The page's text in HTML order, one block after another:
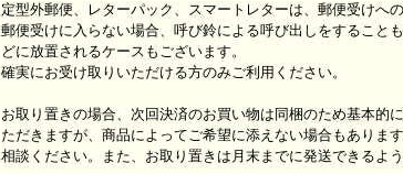
定型外郵便、レターパック、スマートレターは、郵便受けへの
郵便受けに入らない場合、呼び鈴による呼び出しをすること
どに放置されるケースもございます。
確実にお受け取りいただける方のみご利用ください。
お取り置きの場合、次回決済のお買い物は同梱のため基本的
ただきますが、商品によってご希望に添えない場合もありま
相談ください。また、お取り置きは月末までに発送できるよう